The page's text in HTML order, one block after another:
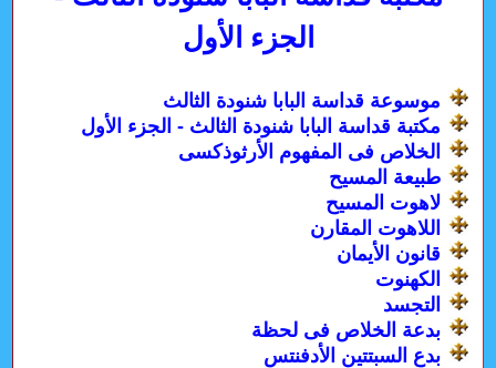
الجزء الأول
موسوعة قداسة البابا شنودة الثالث
مكتبة قداسة البابا شنودة الثالث - الجزء الأول
الخلاص فى المفهوم الأرثوذكسى
طبيعة المسيح
لاهوت المسيح
اللاهوت المقارن
قانون الأيمان
الكهنوت
التجسد
بدعة الخلاص فى لحظة
بدع السبتتين الأدفنتس